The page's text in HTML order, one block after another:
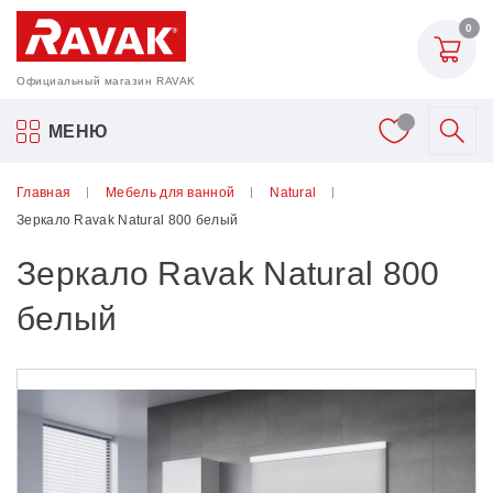
Официальный магазин RAVAK
0
МЕНЮ
Акриловые ванны Ravak
Душевые двери
Главная Мебель для ванной
Natural
Зеркало Ravak Natural 800 белый
Зеркало Ravak Natural 800
белый